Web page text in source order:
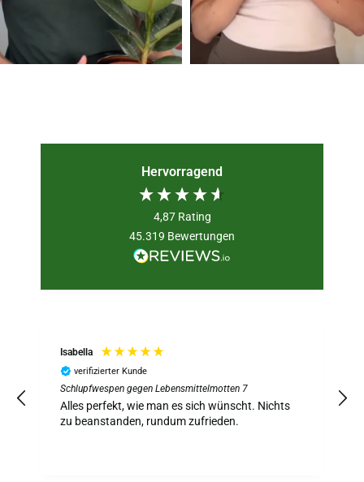
Hervorragend
4,87 Rating
45.319 Bewertungen
Isabella
verifizierter Kunde
Schlupfwespen gegen Lebensmittelmotten 7
Alles perfekt, wie man es sich wünscht. Nichts
zu beanstanden, rundum zufrieden.